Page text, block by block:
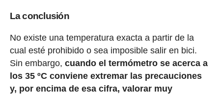
La conclusión
No existe una temperatura exacta a partir de la
cual esté prohibido o sea imposible salir en bici.
Sin embargo, cuando el termómetro se acerca a
los 35 ºC conviene extremar las precauciones
y, por encima de esa cifra, valorar muy